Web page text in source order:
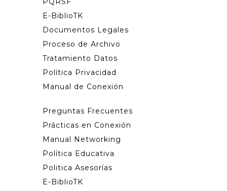
E-BiblioTK
Documentos Legales
Proceso de Archivo
Tratamiento Datos
Política Privacidad
Manual de Conexión
Preguntas Frecuentes
Prácticas en Conexión
Manual Networking
Política Educativa
Politica Asesorías
E-BiblioTK